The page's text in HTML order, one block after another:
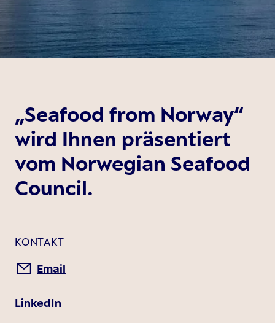
„Seafood from Norway“
wird Ihnen präsentiert
vom Norwegian Seafood
Council.
KONTAKT
Email
LinkedIn